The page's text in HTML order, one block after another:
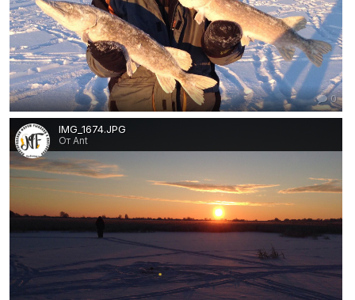
0
IMG_1674.JPG
От Ant